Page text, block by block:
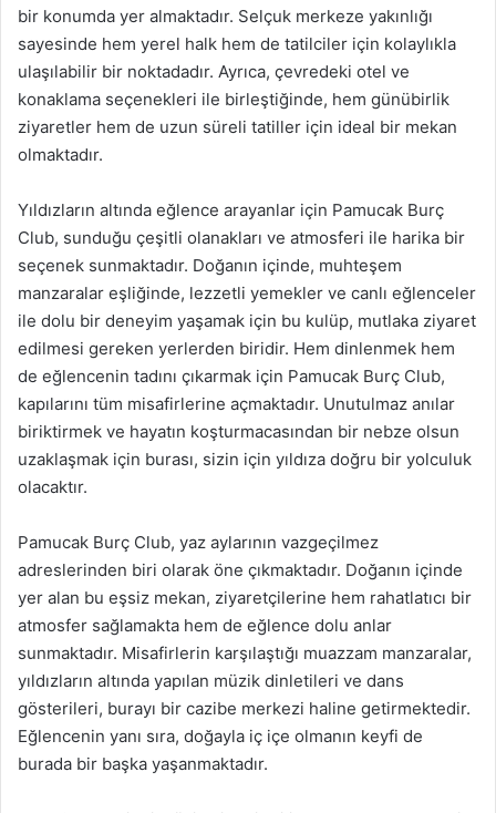
bir konumda yer almaktadır. Selçuk merkeze yakınlığı
sayesinde hem yerel halk hem de tatilciler için kolaylıkla
ulaşılabilir bir noktadadır. Ayrıca, çevredeki otel ve
konaklama seçenekleri ile birleştiğinde, hem günübirlik
ziyaretler hem de uzun süreli tatiller için ideal bir mekan
olmaktadır.
Yıldızların altında eğlence arayanlar için Pamucak Burç
Club, sunduğu çeşitli olanakları ve atmosferi ile harika bir
seçenek sunmaktadır. Doğanın içinde, muhteşem
manzaralar eşliğinde, lezzetli yemekler ve canlı eğlenceler
ile dolu bir deneyim yaşamak için bu kulüp, mutlaka ziyaret
edilmesi gereken yerlerden biridir. Hem dinlenmek hem
de eğlencenin tadını çıkarmak için Pamucak Burç Club,
kapılarını tüm misafirlerine açmaktadır. Unutulmaz anılar
biriktirmek ve hayatın koşturmacasından bir nebze olsun
uzaklaşmak için burası, sizin için yıldıza doğru bir yolculuk
olacaktır.
Pamucak Burç Club, yaz aylarının vazgeçilmez
adreslerinden biri olarak öne çıkmaktadır. Doğanın içinde
yer alan bu eşsiz mekan, ziyaretçilerine hem rahatlatıcı bir
atmosfer sağlamakta hem de eğlence dolu anlar
sunmaktadır. Misafirlerin karşılaştığı muazzam manzaralar,
yıldızların altında yapılan müzik dinletileri ve dans
gösterileri, burayı bir cazibe merkezi haline getirmektedir.
Eğlencenin yanı sıra, doğayla iç içe olmanın keyfi de
burada bir başka yaşanmaktadır.